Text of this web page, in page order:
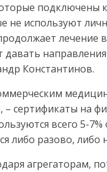
подключены
используют
Константинов.
сертификаты на
всего 5-
либо разово, либо
агрегаторам,